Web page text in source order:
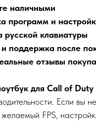
наличными
программ и
русской клавиатуры
поддержка после
отзывы
для Call of
Если вы
FPS,